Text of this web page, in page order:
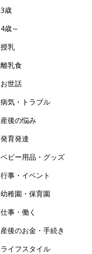
3歳
4歳～
授乳
離乳食
お世話
病気・トラブル
産後の悩み
発育発達
ベビー用品・グッズ
行事・イベント
幼稚園・保育園
仕事・働く
産後のお金・手続き
ライフスタイル